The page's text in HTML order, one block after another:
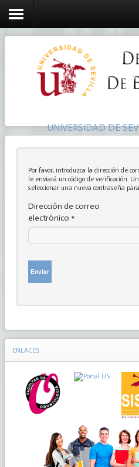
UNIVERSIDAD DE
Por favor, introduzca la dirección de
le enviará un código de verificación.
seleccionar una nueva contraseña
Dirección de correo
electrónico *
Enviar
ENLACES